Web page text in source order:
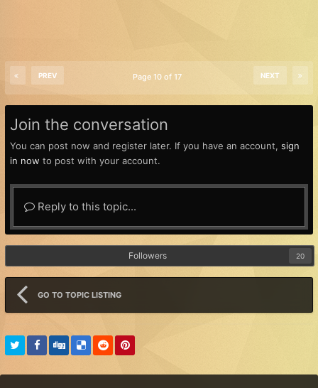
PREV NEXT
Page 10 of 17
Join the conversation
You can post now and register later. If you have an account, sign
in now to post with your account.
Reply to this topic...
Followers 20
GO TO TOPIC LISTING